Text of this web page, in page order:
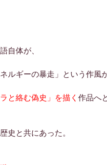
自体が、
ルギーの暴走」という作風
と絡む偽史」を描く 作品へ
史と共にあった。